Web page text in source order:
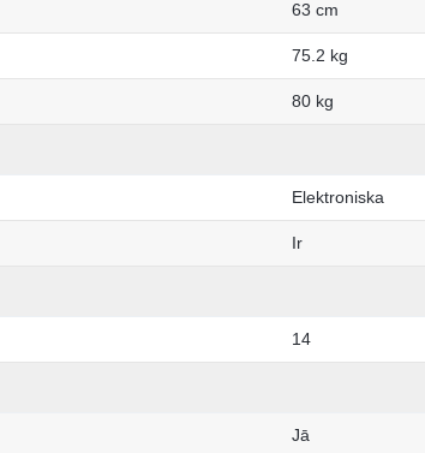
63 cm
75.2 kg
80 kg
Elektroniska
Ir
14
Jā